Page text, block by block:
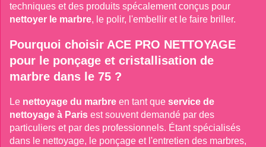
nettoyer le marbre, le polir, l'embellir et le faire briller.
Pourquoi choisir ACE PRO NETTOYAGE
pour le ponçage et cristallisation de
marbre dans le 75 ?
Le nettoyage du marbre en tant que service de
nettoyage à Paris est souvent demandé par des
particuliers et par des professionnels. Étant spécialisés
dans le nettoyage, le ponçage et l'entretien des marbres,